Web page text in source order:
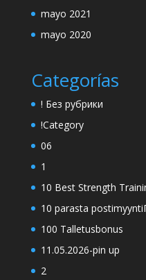
mayo 2021
mayo 2020
Categorías
! Без рубрики
!Category
06
1
10 Best Strength
10 parasta
100 Talletusbonus
11.05.2026-pin up
2